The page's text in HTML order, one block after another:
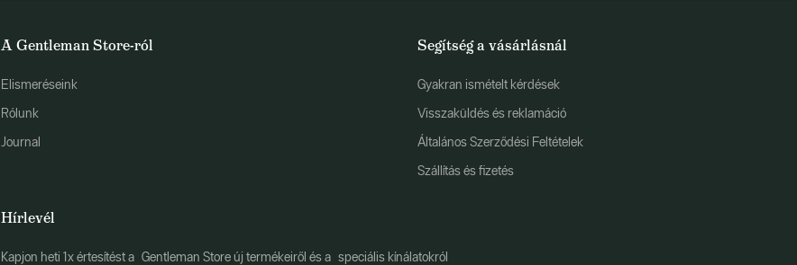
A Gentleman Store-ról
Elismeréseink
Rólunk
Journal
Segítség a vásárlásnál
Gyakran ismételt kérdések
Visszaküldés és reklamáció
Általános Szerződési Feltételek
Szállítás és fizetés
Hírlevél
Kapjon heti 1x értesítést a Gentleman Store új termékeiről és a speciális kínálatokról